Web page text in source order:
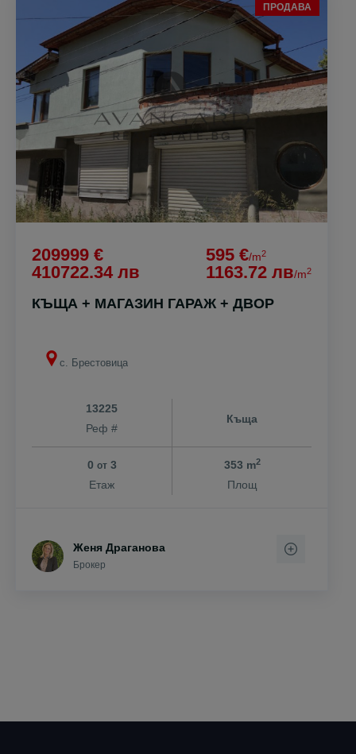
ПРОДАВА
209999 €
410722.34 лв
595 €/m2
1163.72 лв/m2
КЪЩА + МАГАЗИН ГАРАЖ + ДВОР
с. Брестовица
13225
Реф #
Къща
0 от3
Етаж
353 m2
Площ
Женя Драганова
Брокер